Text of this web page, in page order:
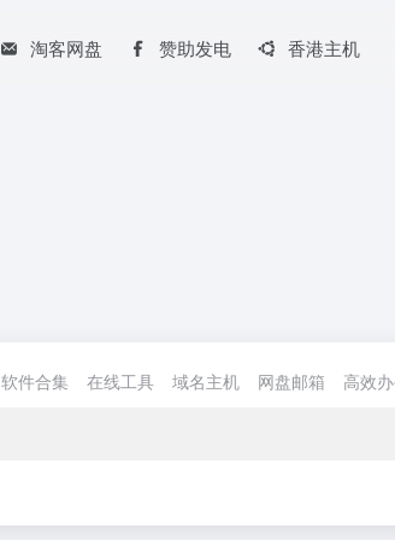
淘客网盘 赞助发电 香港主机
软件合集 在线工具 域名主机 网盘邮箱 高效